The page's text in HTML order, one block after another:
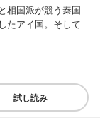
相国派が競う秦国
たアイ国。そして
試し読み